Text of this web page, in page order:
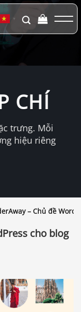
▼
CHÍ
trưng. Mỗi
hiệu riêng
– Chủ đề
cho blog